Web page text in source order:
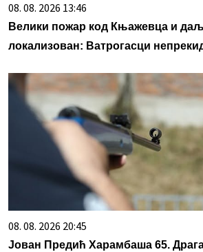
08. 08. 2026 13:46
Велики пожар код Књажевца и
локализован: Ватрогасци
08. 08. 2026 20:45
Јован Предић Харамбаша 65.